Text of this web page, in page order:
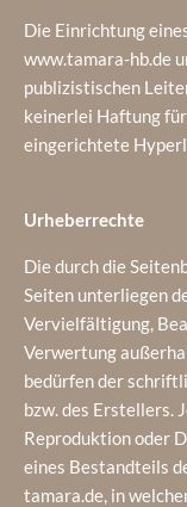
Die Einrichtung
www.tamara-hb.de
publizistischen
keinerlei Haftung
eingerichtete
Urheberrechte
Die durch die
Seiten unterliegen
Vervielfältigung,
Verwertung
bedürfen der
bzw. des Erstellers.
Reproduktion oder
eines Bestandteils
tamara.de, in